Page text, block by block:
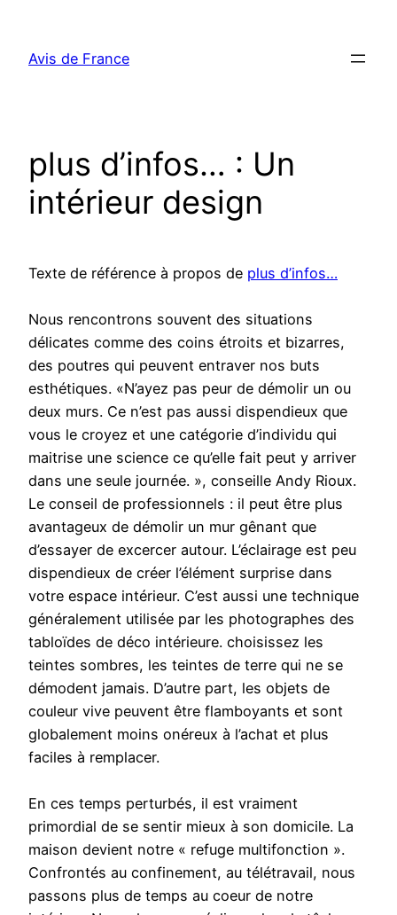
contenu
Avis de France
plus d’infos… : Un
intérieur design
Texte de référence à propos de plus d’infos…
Nous rencontrons souvent des situations
délicates comme des coins étroits et bizarres,
des poutres qui peuvent entraver nos buts
esthétiques. «N’ayez pas peur de démolir un ou
deux murs. Ce n’est pas aussi dispendieux que
vous le croyez et une catégorie d’individu qui
maitrise une science ce qu’elle fait peut y arriver
dans une seule journée. », conseille Andy Rioux.
Le conseil de professionnels : il peut être plus
avantageux de démolir un mur gênant que
d’essayer de excercer autour. L’éclairage est peu
dispendieux de créer l’élément surprise dans
votre espace intérieur. C’est aussi une technique
généralement utilisée par les photographes des
tabloïdes de déco intérieure. choisissez les
teintes sombres, les teintes de terre qui ne se
démodent jamais. D’autre part, les objets de
couleur vive peuvent être flamboyants et sont
globalement moins onéreux à l’achat et plus
faciles à remplacer.
En ces temps perturbés, il est vraiment
primordial de se sentir mieux à son domicile. La
maison devient notre « refuge multifonction ».
Confrontés au confinement, au télétravail, nous
passons plus de temps au coeur de notre